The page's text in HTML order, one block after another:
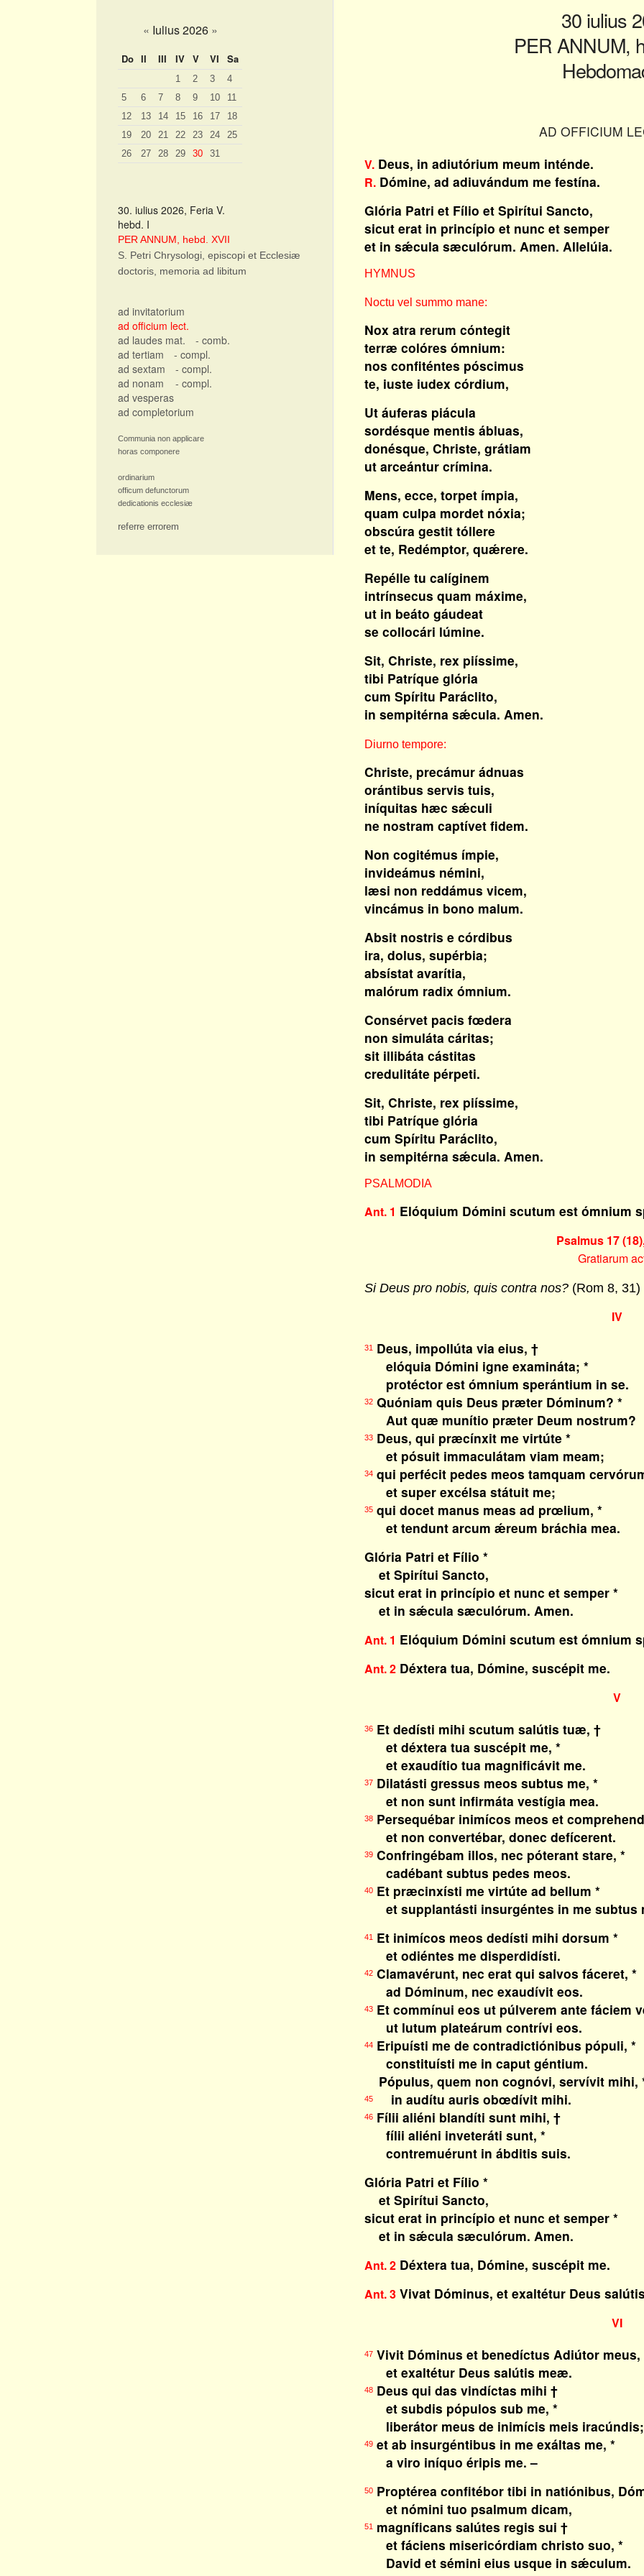
« Iulius 2026 »
Do II III IV V VI Sa
1 2 3
4
5
6 7 8 9 10
11
12
13 14 15 16 17
18
19
20 21 22 23 24
25
26
27 28 29 30 31
30. iulius 2026, Feria V.
hebd. I
PER ANNUM, hebd. XVII
S. Petri Chrysologi, episcopi et Ecclesiæ
doctoris, memoria ad libitum
ad invitatorium
ad officium lect.
ad laudes mat.
- comb.
ad tertiam
- compl.
ad sextam
- compl.
ad nonam
- compl.
ad vesperas
ad completorium
Communia non applicare
horas componere
ordinarium
officum defunctorum
dedicationis ecclesiæ
referre errorem
30 iulius
PER ANNUM,
AD OFFICIUM
V. Deus, in adiutórium meum inténde.
R. Dómine, ad adiuvándum me festína.
Glória Patri et Fílio et Spirítui Sancto,
sicut erat in princípio et nunc et semper
et in sǽcula sæculórum. Amen. Allelúia.
HYMNUS
Noctu vel summo mane:
Nox atra rerum cóntegit
terræ colóres ómnium:
nos confiténtes póscimus
te, iuste iudex córdium,
Ut áuferas piácula
sordésque mentis ábluas,
donésque, Christe, grátiam
ut arceántur crímina.
Mens, ecce, torpet ímpia,
quam culpa mordet nóxia;
obscúra gestit tóllere
et te, Redémptor, quǽrere.
Repélle tu calíginem
intrínsecus quam máxime,
ut in beáto gáudeat
se collocári lúmine.
Sit, Christe, rex piíssime,
tibi Patríque glória
cum Spíritu Paráclito,
in sempitérna sǽcula. Amen.
Diurno tempore:
Christe, precámur ádnuas
orántibus servis tuis,
iníquitas hæc sǽculi
ne nostram captívet fidem.
Non cogitémus ímpie,
invideámus némini,
læsi non reddámus vicem,
vincámus in bono malum.
Absit nostris e córdibus
ira, dolus, supérbia;
absístat avarítia,
malórum radix ómnium.
Consérvet pacis fœdera
non simuláta cáritas;
sit illibáta cástitas
credulitáte pérpeti.
Sit, Christe, rex piíssime,
tibi Patríque glória
cum Spíritu Paráclito,
in sempitérna sǽcula. Amen.
PSALMODIA
Ant. 1 Elóquium Dómini scutum est ómnium
Psalmus 17
Gratiarum
Si Deus pro nobis, quis contra nos? (Rom 8, 31)
IV
31
Deus, impollúta via eius, †
elóquia Dómini igne examináta; *
protéctor est ómnium sperántium in se.
32 Quóniam quis Deus præter Dóminum? *
Aut quæ munítio præter Deum nostrum?
33 Deus, qui præcínxit me virtúte *
et pósuit immaculátam viam meam;
34 qui perfécit pedes meos tamquam
et super excélsa státuit me;
35 qui docet manus meas ad prœlium, *
et tendunt arcum ǽreum bráchia mea.
Glória Patri et Fílio *
et Spirítui Sancto,
sicut erat in princípio et nunc et semper *
et in sǽcula sæculórum. Amen.
Ant. 1 Elóquium Dómini scutum est ómnium
Ant. 2 Déxtera tua, Dómine, suscépit me.
V
36 Et dedísti mihi scutum salútis tuæ, †
et déxtera tua suscépit me, *
et exaudítio tua magnificávit me.
37 Dilatásti gressus meos subtus me, *
et non sunt infirmáta vestígia mea.
38 Persequébar inimícos meos et
et non convertébar, donec defícerent.
39 Confringébam illos, nec póterant stare, *
cadébant subtus pedes meos.
40 Et præcinxísti me virtúte ad bellum *
et supplantásti insurgéntes in me subtus
41
Et inimícos meos dedísti mihi dorsum *
et odiéntes me disperdidísti.
42 Clamavérunt, nec erat qui salvos fáceret, *
ad Dóminum, nec exaudívit eos.
43 Et commínui eos ut púlverem ante fáciem
ut lutum plateárum contrívi eos.
44 Eripuísti me de contradictiónibus pópuli, *
constituísti me in caput géntium.
Pópulus, quem non cognóvi, servívit mihi,
45 in audítu auris obœdívit mihi.
46 Fílii aliéni blandíti sunt mihi, †
fílii aliéni inveteráti sunt, *
contremuérunt in ábditis suis.
Glória Patri et Fílio *
et Spirítui Sancto,
sicut erat in princípio et nunc et semper *
et in sǽcula sæculórum. Amen.
Ant. 2 Déxtera tua, Dómine, suscépit me.
Ant. 3 Vivat Dóminus, et exaltétur Deus
VI
47 Vivit Dóminus et benedíctus Adiútor meus,
et exaltétur Deus salútis meæ.
48 Deus qui das vindíctas mihi †
et subdis pópulos sub me, *
liberátor meus de inimícis meis iracúndis;
49 et ab insurgéntibus in me exáltas me, *
a viro iníquo éripis me. –
50 Proptérea confitébor tibi in natiónibus,
et nómini tuo psalmum dicam,
51
magníficans salútes regis sui †
et fáciens misericórdiam christo suo, *
David et sémini eius usque in sǽculum.